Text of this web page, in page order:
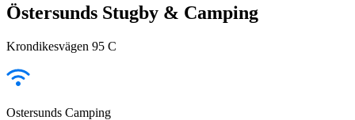
Östersunds Stugby & Camping
Krondikesvägen 95 C
Ostersunds Camping